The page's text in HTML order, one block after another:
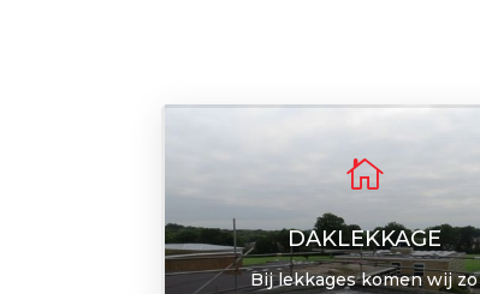

DAKLEKKAGE
Bij lekkages komen wij zo